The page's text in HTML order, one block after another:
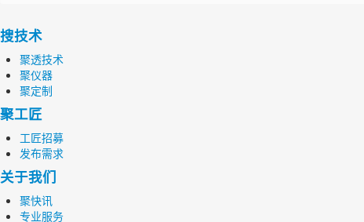
搜技术
聚透技术
聚仪器
聚定制
聚工匠
工匠招募
发布需求
关于我们
聚快讯
专业服务